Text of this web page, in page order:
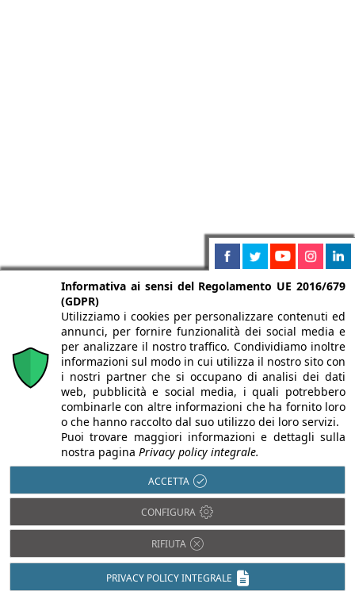
Partnership di
Infobuild
Informativa ai sensi del Regolamento UE 2016/679
(GDPR)
Utilizziamo i cookies per personalizzare contenuti ed
annunci, per fornire funzionalità dei social media e
per analizzare il nostro traffico. Condividiamo inoltre
informazioni sul modo in cui utilizza il nostro sito con
i nostri partner che si occupano di analisi dei dati
web, pubblicità e social media, i quali potrebbero
combinarle con altre informazioni che ha fornito loro
o che hanno raccolto dal suo utilizzo dei loro servizi.
Puoi trovare maggiori informazioni e dettagli sulla
nostra pagina Privacy policy integrale.
ACCETTA
CONFIGURA
RIFIUTA
PRIVACY POLICY INTEGRALE